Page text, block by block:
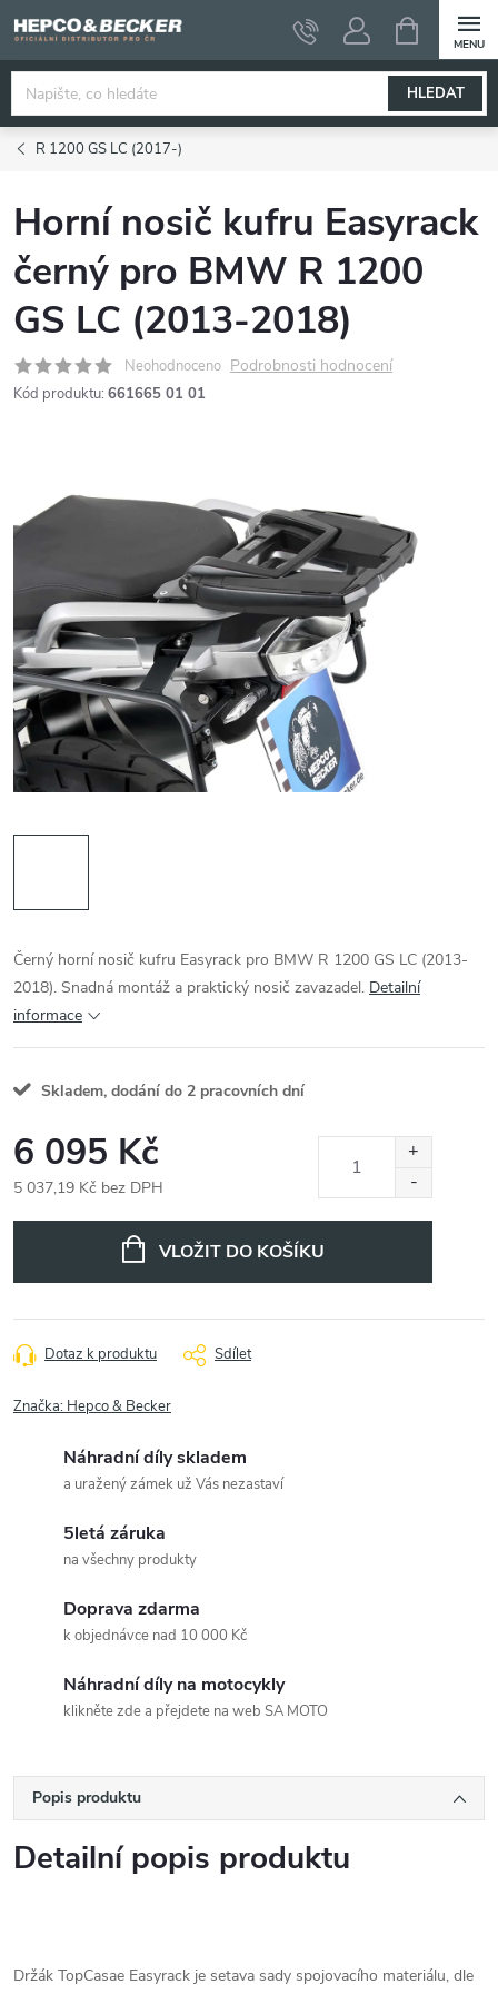
na
obsah
HLEDAT
NÁKUPNÍ
KOŠÍK
R 1200 GS LC (2017-)
Horní nosič kufru Easyrack
černý pro BMW R 1200
GS LC (2013-2018)
Neohodnoceno Podrobnosti hodnocení
Kód produktu: 661665 01 01
Černý horní nosič kufru Easyrack pro BMW R 1200 GS LC (2013-
2018). Snadná montáž a praktický nosič zavazadel. Detailní
informace
Skladem, dodání do 2 pracovních dní
6 095 Kč
5 037,19 Kč bez DPH
VLOŽIT DO KOŠÍKU
Dotaz k produktu Sdílet
Značka: Hepco & Becker
Náhradní díly skladem
a uražený zámek už Vás nezastaví
5letá záruka
na všechny produkty
Doprava zdarma
k objednávce nad 10 000 Kč
Náhradní díly na motocykly
klikněte zde a přejdete na web SA MOTO
Popis produktu
Detailní popis produktu
Držák TopCasae Easyrack je setava sady spojovacího materiálu, dle